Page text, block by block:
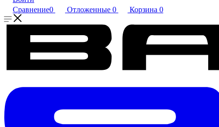
Сравнение0 Отложенные 0 Корзина 0